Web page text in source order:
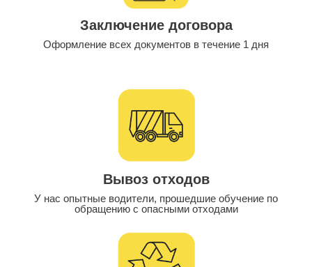
Заключение договора
Оформление всех документов в течение 1 дня
Вывоз отходов
У нас опытные водители, прошедшие обучение по
обращению с опасными отходами